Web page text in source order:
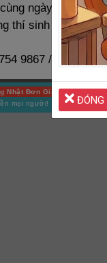
ngày BTC sẽ
thí sinh chưa đỗ
9867 / 0985 642
Nhật Đơn Giản duy trì
mọi người! ĐÓNG